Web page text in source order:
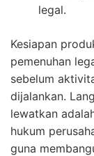
legal.
Kesiapan
pemenuhan
sebelum
dijalankan.
lewatkan
hukum
guna